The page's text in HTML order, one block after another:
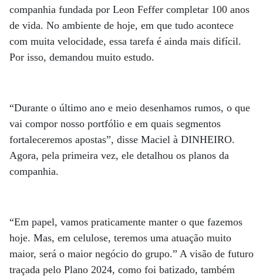
companhia fundada por Leon Feffer completar 100 anos
de vida. No ambiente de hoje, em que tudo acontece
com muita velocidade, essa tarefa é ainda mais difícil.
Por isso, demandou muito estudo.
“Durante o último ano e meio desenhamos rumos, o que
vai compor nosso portfólio e em quais segmentos
fortaleceremos apostas”, disse Maciel à DINHEIRO.
Agora, pela primeira vez, ele detalhou os planos da
companhia.
“Em papel, vamos praticamente manter o que fazemos
hoje. Mas, em celulose, teremos uma atuação muito
maior, será o maior negócio do grupo.” A visão de futuro
traçada pelo Plano 2024, como foi batizado, também